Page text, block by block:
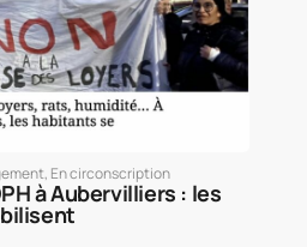
, En circonscription
à Aubervilliers : les